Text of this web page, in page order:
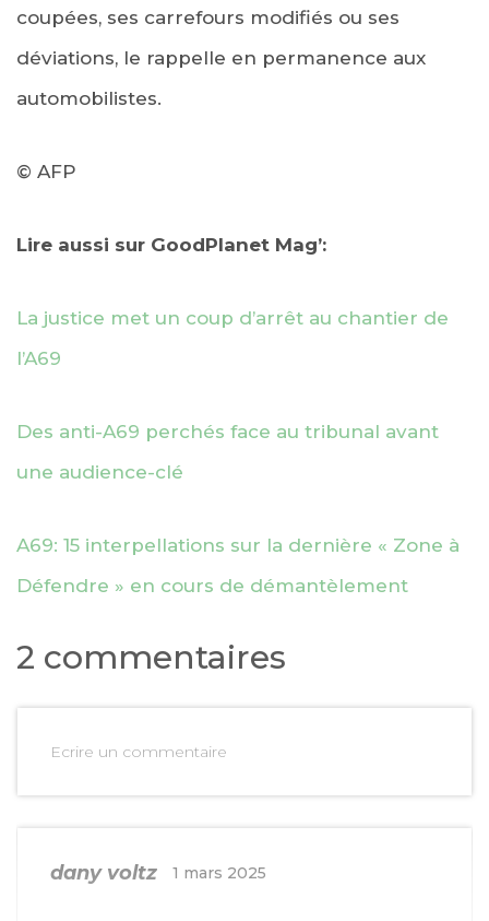
coupées, ses carrefours modifiés ou ses
déviations, le rappelle en permanence aux
automobilistes.
© AFP
Lire aussi sur GoodPlanet Mag’:
La justice met un coup d’arrêt au chantier de
l’A69
Des anti-A69 perchés face au tribunal avant
une audience-clé
A69: 15 interpellations sur la dernière « Zone à
Défendre » en cours de démantèlement
2 commentaires
Ecrire un commentaire
dany voltz 1 mars 2025